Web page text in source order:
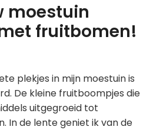
moestuin
fruitbomen!
plekjes in mijn moestuin is
De kleine fruitboompjes die
uitgegroeid tot
In de lente geniet ik van de